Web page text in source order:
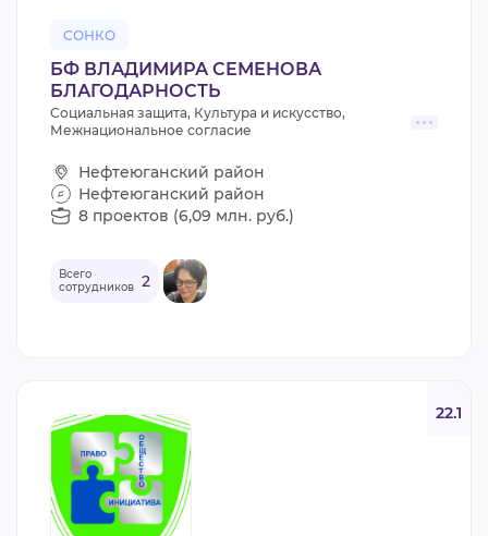
СОНКО
БФ ВЛАДИМИРА СЕМЕНОВА
БЛАГОДАРНОСТЬ
Социальная защита, Культура и искусство,
Межнациональное согласие
Нефтеюганский район
Нефтеюганский район
8 проектов (6,09 млн. руб.)
Всего
сотрудников 2
22.1